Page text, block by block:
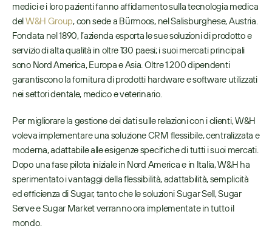
medici e i loro pazienti fanno affidamento sulla tecnologia medica
del W&H Group, con sede a Bürmoos, nel Salisburghese, Austria.
Fondata nel 1890, l’azienda esporta le sue soluzioni di prodotto e
servizio di alta qualità in oltre 130 paesi; i suoi mercati principali
sono Nord America, Europa e Asia. Oltre 1.200 dipendenti
garantiscono la fornitura di prodotti hardware e software utilizzati
nei settori dentale, medico e veterinario.
Per migliorare la gestione dei dati sulle relazioni con i clienti, W&H
voleva implementare una soluzione CRM flessibile, centralizzata e
moderna, adattabile alle esigenze specifiche di tutti i suoi mercati.
Dopo una fase pilota iniziale in Nord America e in Italia, W&H ha
sperimentato i vantaggi della flessibilità, adattabilità, semplicità
ed efficienza di Sugar, tanto che le soluzioni Sugar Sell, Sugar
Serve e Sugar Market verranno ora implementate in tutto il
mondo.